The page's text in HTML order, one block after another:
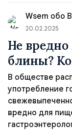
считалось, что
В эпоху
женские бёдра...
Wsem обо
20.02.2025
Не вредно
блины?
В обществе
употребление
вредно для